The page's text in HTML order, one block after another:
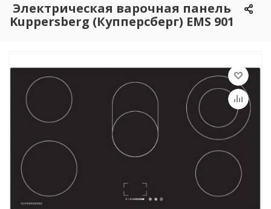
Электрическая варочная панель
Kuppersberg (Купперсберг) EMS 901